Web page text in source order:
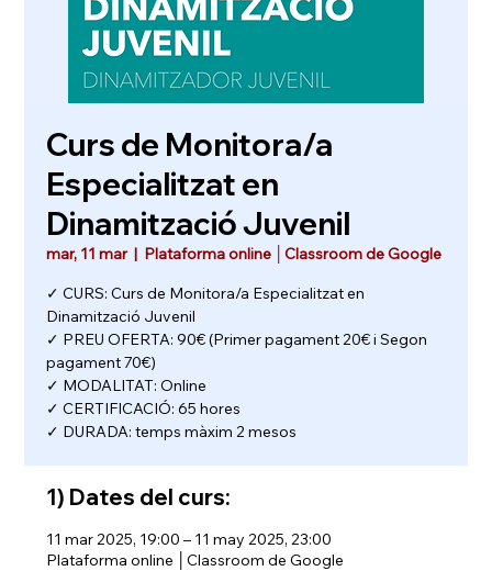
Curs de Monitora/a
Especialitzat en
Dinamització Juvenil
mar, 11 mar
  |
Plataforma online │Classroom de Google
✓ CURS: Curs de Monitora/a Especialitzat en
Dinamització Juvenil
✓ PREU OFERTA: 90€ (Primer pagament 20€ i Segon
pagament 70€)
✓ MODALITAT: Online
✓ CERTIFICACIÓ: 65 hores
✓ DURADA: temps màxim 2 mesos
1) Dates del curs:
11 mar 2025, 19:00 – 11 may 2025, 23:00
Plataforma online │Classroom de Google